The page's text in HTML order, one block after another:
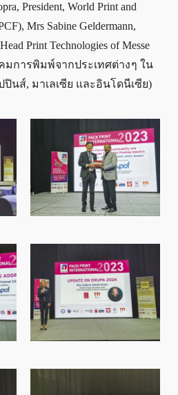
President, World Print and
Mrs Sabine Geldermann,
Print Technologies of Messe
มการพิมพ์จากประเทศต่าง ๆ ใน
ปินส์, มาเลเซีย และอินโดนีเซีย)